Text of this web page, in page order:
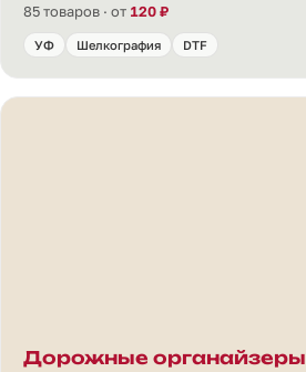
85 товаров · от 120 ₽
УФ Шелкография DTF
Дорожные органайзеры